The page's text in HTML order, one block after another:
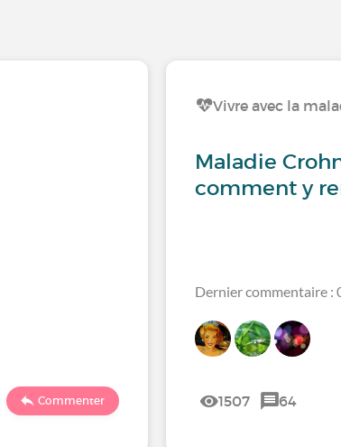
Commenter
Vivre avec la
Maladie
comment y
Dernier commentaire
1507 64